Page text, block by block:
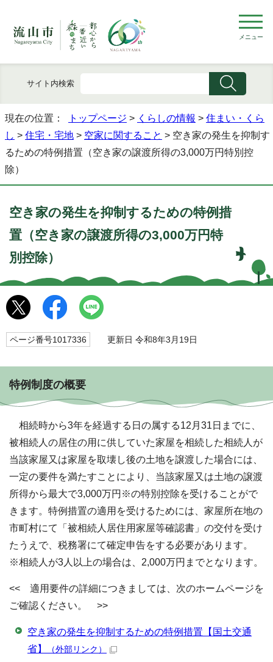
メニュー
サイト内検索
現在の位置： トップページ > くらしの情報 > 住まい・くら
し > 住宅・宅地 > 空家に関すること > 空き家の発生を抑制す
るための特例措置（空き家の譲渡所得の3,000万円特別控
除）
空き家の発生を抑制するための特例措
置（空き家の譲渡所得の3,000万円特
別控除）
ページ番号1017336 更新日 令和8年3月19日
特例制度の概要
相続時から3年を経過する日の属する12月31日までに、
被相続人の居住の用に供していた家屋を相続した相続人が
当該家屋又は家屋を取壊し後の土地を譲渡した場合には、
一定の要件を満たすことにより、当該家屋又は土地の譲渡
所得から最大で3,000万円※の特別控除を受けることがで
きます。特例措置の適用を受けるためには、家屋所在地の
市町村にて「被相続人居住用家屋等確認書」の交付を受け
たうえで、税務署にて確定申告をする必要があります。
※相続人が3人以上の場合は、2,000万円までとなります。
<< 適用要件の詳細につきましては、次のホームページを
ご確認ください。 >>
空き家の発生を抑制するための特例措置【国土交通
省】
（外部リンク）